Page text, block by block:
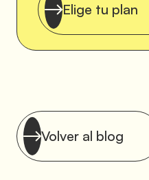
Elige tu plan
Volver al blog